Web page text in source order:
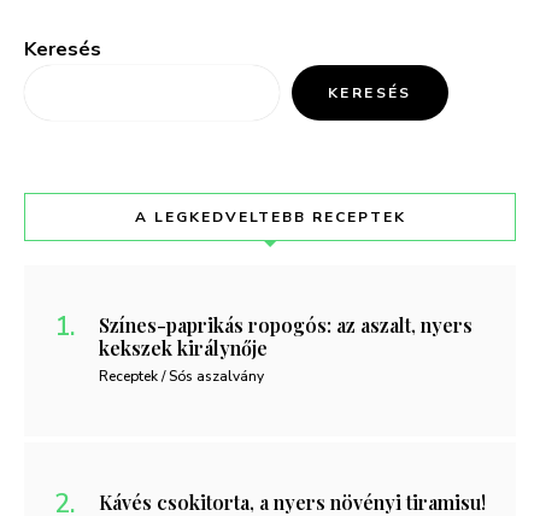
Keresés
KERESÉS
A LEGKEDVELTEBB RECEPTEK
Színes-paprikás ropogós: az aszalt, nyers
kekszek királynője
Receptek / Sós aszalvány
Kávés csokitorta, a nyers növényi tiramisu!